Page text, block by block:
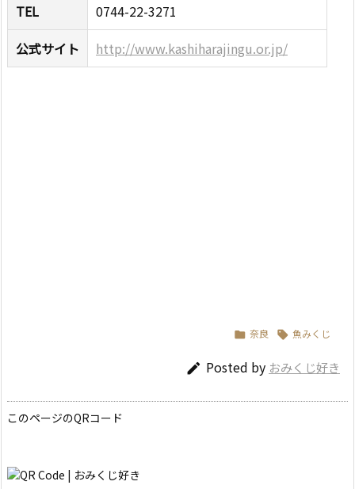
TEL
0744-22-3271
公式サイト
http://www.kashiharajingu.or.jp/
 奈良  魚みくじ
 Posted by おみくじ好き
このページのQRコード